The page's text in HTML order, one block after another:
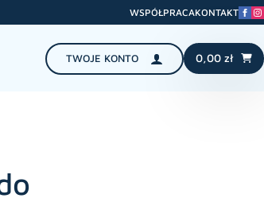
WSPÓŁPRACAKONTAKT
TWOJE KONTO 0,00 zł